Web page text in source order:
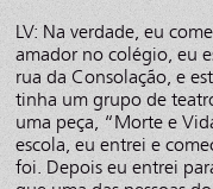
LV: Na verdade, eu
amador no colégio, eu
rua da Consolação, e
tinha um grupo de
uma peça, “Morte e
escola, eu entrei e
foi. Depois eu entrei